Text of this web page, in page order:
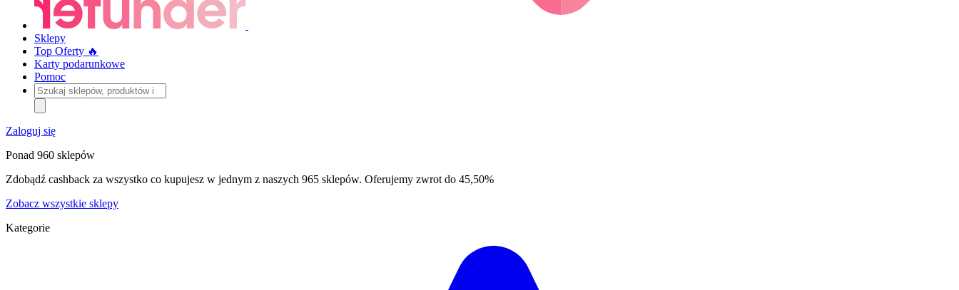
Sklepy
Top Oferty 🔥
Karty podarunkowe
Pomoc
Szukaj
sklepów,
produktów
i
kategorii
Zaloguj się
Ponad 960 sklepów
Zdobądź cashback za wszystko co kupujesz w jednym z naszych 965 sklepów. Oferujemy zwrot do 45,50%
Zobacz wszystkie sklepy
Kategorie